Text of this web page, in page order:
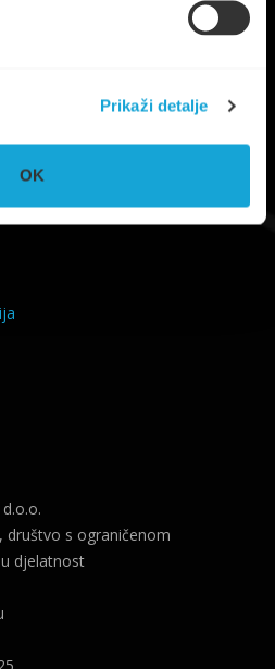
Prikaži detalje
OK
205
društvo s ograničenom
djelatnost